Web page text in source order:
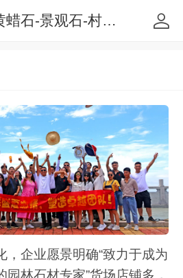
刻字石-黄蜡石-景观石-村牌石-招牌石-企业标志石-校园文化石-英德市百石汇园林景观有限公司
，企业愿景明确“致力于成为
林石材专家”货场店铺多，